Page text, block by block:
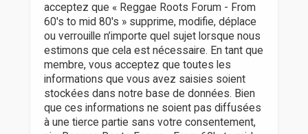
acceptez que « Reggae Roots Forum - From
60's to mid 80's » supprime, modifie, déplace
ou verrouille n’importe quel sujet lorsque nous
estimons que cela est nécessaire. En tant que
membre, vous acceptez que toutes les
informations que vous avez saisies soient
stockées dans notre base de données. Bien
que ces informations ne soient pas diffusées
à une tierce partie sans votre consentement,